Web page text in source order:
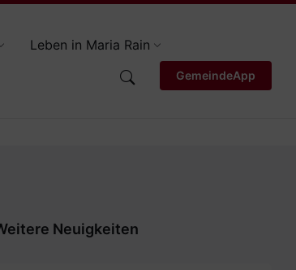
Leben in Maria Rain
GemeindeApp
Neuigkeiten